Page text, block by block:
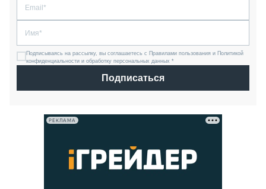
Подписываясь на рассылку, вы соглашаетесь с Правилами пользования и Политикой
конфиденциальности и обработку персональных данных *
Подписаться
РЕКЛАМА